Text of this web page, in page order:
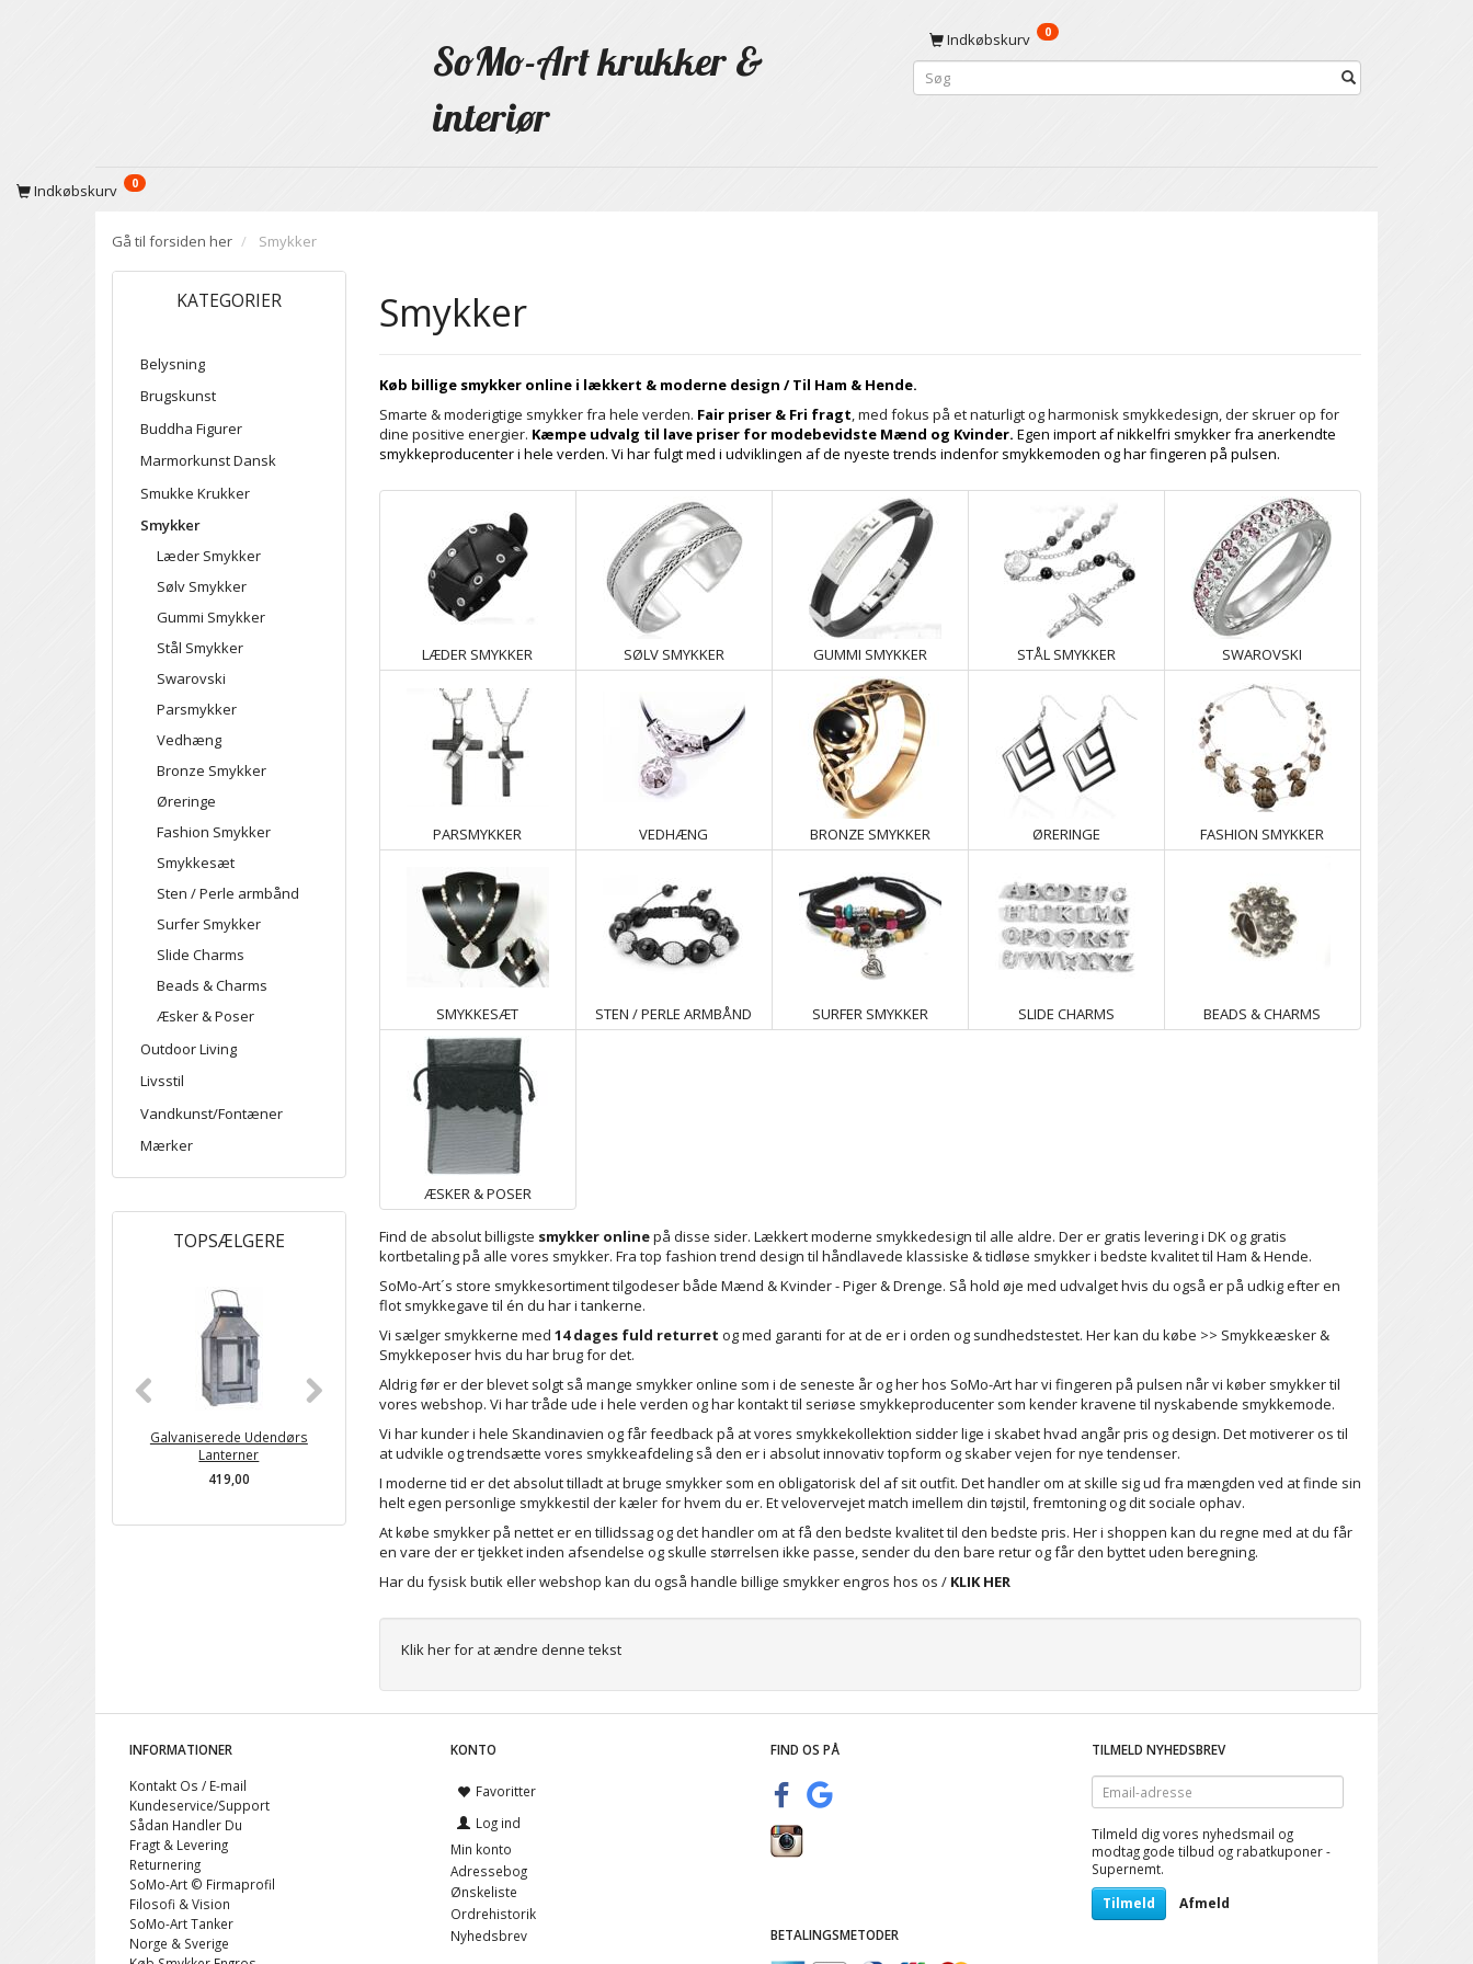
SoMo-Art krukker &
interiør
Indkøbskurv 0
Indkøbskurv 0
Gå til forsiden her Smykker
KATEGORIER
Belysning
Brugskunst
Buddha Figurer
Marmorkunst Dansk
Smukke Krukker
Smykker
Læder Smykker
Sølv Smykker
Gummi Smykker
Stål Smykker
Swarovski
Parsmykker
Vedhæng
Bronze Smykker
Øreringe
Fashion Smykker
Smykkesæt
Sten / Perle armbånd
Surfer Smykker
Slide Charms
Beads & Charms
Æsker & Poser
Outdoor Living
Livsstil
Vandkunst/Fontæner
Mærker
TOPSÆLGERE
Galvaniserede Udendørs
Lanterner
419,00
Høje Krukker I Fiberstone /
Sort & Grå
895,00
Store Indendørs Sorte
Krukker
1.495,00
Eternity Halskæde I Rustfri
Stål
289,00
2 Farvet Stålring / Double
Style
189,00
Black Bondage Style
289,00
Smykker
Køb billige smykker online i lækkert & moderne design / Til Ham & Hende.
Smarte & moderigtige smykker fra hele verden. Fair priser & Fri fragt , med fokus på et naturligt og harmonisk smykkedesign, der skruer op for
dine positive energier. Kæmpe udvalg til lave priser for modebevidste Mænd og Kvinder. Egen import af nikkelfri smykker fra anerkendte
smykkeproducenter i hele verden. Vi har fulgt med i udviklingen af de nyeste trends indenfor smykkemoden og har fingeren på pulsen.
LÆDER SMYKKER SØLV SMYKKER GUMMI SMYKKER STÅL SMYKKER SWAROVSKI
PARSMYKKER VEDHÆNG BRONZE SMYKKER ØRERINGE FASHION SMYKKER
SMYKKESÆT STEN / PERLE ARMBÅND SURFER SMYKKER SLIDE CHARMS BEADS & CHARMS
ÆSKER & POSER
Find de absolut billigste smykker onlinepå disse sider. Lækkert moderne smykkedesign til alle aldre. Der er gratis levering i DK og gratis
kortbetaling på alle vores smykker. Fra top fashion trend design til håndlavede klassiske & tidløse smykker i bedste kvalitet til Ham & Hende.
SoMo-Art´s store smykkesortiment tilgodeser både Mænd & Kvinder - Piger & Drenge. Så hold øje med udvalget hvis du også er på udkig efter en
flot smykkegave til én du har i tankerne.
Vi sælger smykkerne med 14 dages fuld returret og med garanti for at de er i orden og sundhedstestet. Her kan du købe >> Smykkeæsker &
Smykkeposerhvis du har brug for det.
Aldrig før er der blevet solgt så mange smykker online som i de seneste år og her hos SoMo-Art har vi fingeren på pulsen når vi køber smykker til
vores webshop. Vi har tråde ude i hele verden og har kontakt til seriøse smykkeproducenter som kender kravene til nyskabende smykkemode.
Vi har kunder i hele Skandinavien og får feedback på at vores smykkekollektion sidder lige i skabet hvad angår pris og design. Det motiverer os til
at udvikle og trendsætte vores smykkeafdeling så den er i absolut innovativ topform og skaber vejen for nye tendenser.
I moderne tid er det absolut tilladt at bruge smykker som en obligatorisk del af sit outfit. Det handler om at skille sig ud fra mængden ved at finde sin
helt egen personlige smykkestil der kæler for hvem du er. Et velovervejet match imellem din tøjstil, fremtoning og dit sociale ophav.
At købe smykker på nettet er en tillidssag og det handler om at få den bedste kvalitet til den bedste pris. Her i shoppen kan du regne med at du får
en vare der er tjekket inden afsendelse og skulle størrelsen ikke passe, sender du den bare retur og får den byttet uden beregning.
Har du fysisk butik eller webshop kan du også handle billige smykker engros hos os / KLIK HER
Klik her for at ændre denne tekst
INFORMATIONER
Kontakt Os / E-mail
Kundeservice/Support
Sådan Handler Du
Fragt & Levering
Returnering
SoMo-Art © Firmaprofil
Filosofi & Vision
SoMo-Art Tanker
Norge & Sverige
KONTO
Favoritter
Log ind
Min konto
Adressebog
Ønskeliste
Ordrehistorik
Nyhedsbrev
FIND OS PÅ
BETALINGSMETODER
TILMELD NYHEDSBREV
Email-
adresse
Tilmeld dig vores nyhedsmail og
modtag gode tilbud og rabatkuponer -
Supernemt.
Tilmeld Afmeld